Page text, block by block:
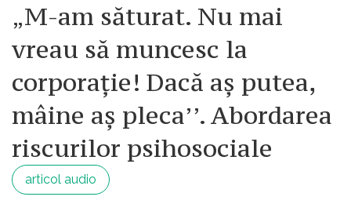
„M-am săturat. Nu mai
vreau să muncesc la
corporație! Dacă aș putea,
mâine aș pleca’’. Abordarea
riscurilor psihosociale
articol audio